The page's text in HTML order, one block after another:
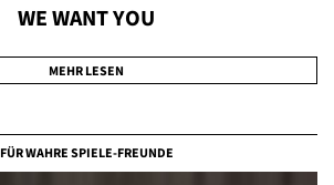
WE WANT YOU
MEHR LESEN
FÜR WAHRE SPIELE-FREUNDE